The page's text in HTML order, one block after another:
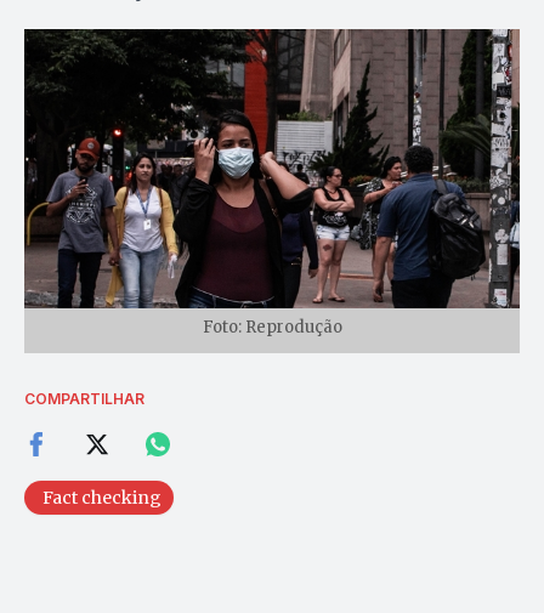
Foto: Reprodução
COMPARTILHAR
Fact checking